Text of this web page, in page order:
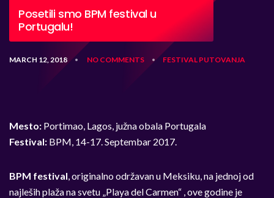
Posetili smo BPM festival u
Portugalu!
MARCH 12, 2018 • NO COMMENTS • FESTIVAL PUTOVANJA
Mesto: Portimao, Lagos, južna obala Portugala
Festival: BPM, 14-17. Septembar 2017.
BPM festival, originalno održavan u Meksiku, na jednoj od
najleših plaža na svetu „Playa del Carmen“ , ove godine je